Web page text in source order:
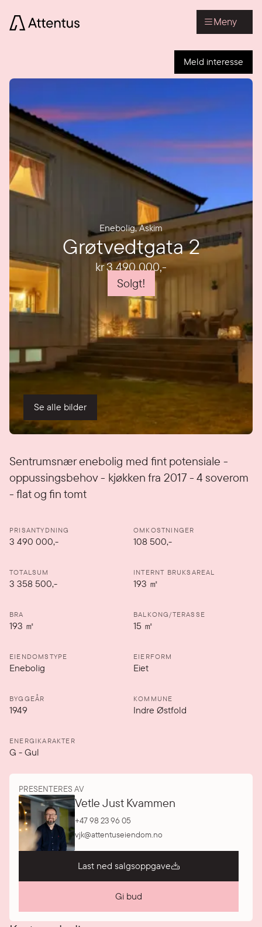
Meny
Meld interesse
Enebolig,Askim
Grøtvedtgata 2
kr 3 490 000,-
Solgt!
Se alle bilder
Sentrumsnær enebolig med fint potensiale -
oppussingsbehov - kjøkken fra 2017 - 4 soverom
- flat og fin tomt
Detaljer
PRISANTYDNING
3 490 000,-
OMKOSTNINGER
108 500,-
TOTALSUM
3 358 500,-
INTERNT BRUKSAREAL
193 ㎡
BRA
193 ㎡
BALKONG/TERASSE
15 ㎡
EIENDOMSTYPE
Enebolig
EIERFORM
Eiet
BYGGEÅR
1949
KOMMUNE
Indre Østfold
ENERGIKARAKTER
G -Gul
PRESENTERES AV
Vetle Just Kvammen
+47 98 23 96 05
vjk@attentuseiendom.no
Last ned salgsoppgave
Gi bud